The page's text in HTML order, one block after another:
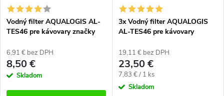
Vodný filter AQUALOGIS AL-
TES46 pre kávovary značky
Bosch
6,91 € bez DPH
8,50 €
Skladom
3x Vodný filter AQUALOGIS
AL-TES46 pre kávovary
Siemens, Bosch
19,11 € bez DPH
23,50 €
Jednotková
cena:
7,83 € / 1 ks
Skladom